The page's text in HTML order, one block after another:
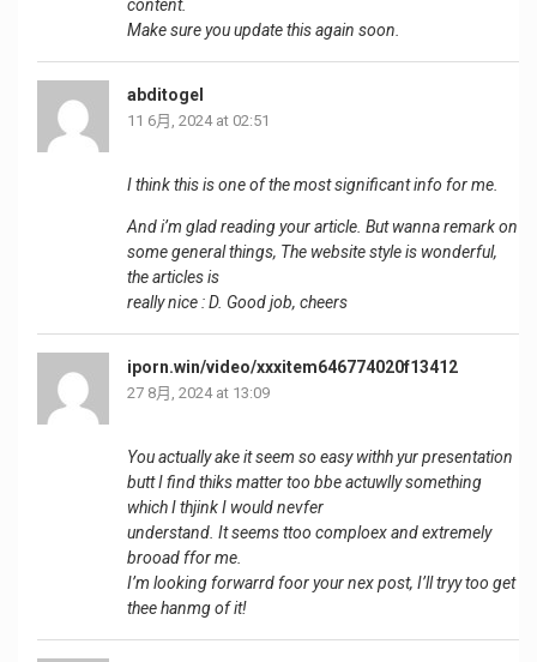
content.
Make sure you update this again soon.
abditogel
11 6月, 2024 at 02:51
I think this is one of the most significant info for me.
And i’m glad reading your article. But wanna remark on
some general things, The website style is wonderful,
the articles is
really nice : D. Good job, cheers
iporn.win/video/xxxitem646774020f13412
27 8月, 2024 at 13:09
You actually ake it seem so easy withh yur presentation
butt I find thiks matter too bbe actuwlly something
which I thjink I would nevfer
understand. It seems ttoo comploex and extremely
brooad ffor me.
I’m looking forwarrd foor your nex post, I’ll tryy too get
thee hanmg of it!